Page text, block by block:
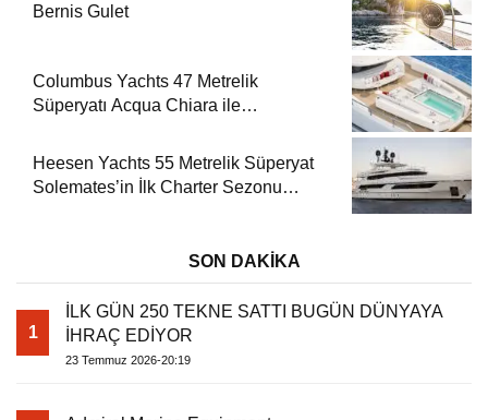
Bernis Gulet
Columbus Yachts 47 Metrelik
Süperyatı Acqua Chiara ile
Heesen Yachts 55 Metrelik Süperyat
Solemates’in İlk Charter Sezonu
SON DAKİKA
1
İLK GÜN 250 TEKNE SATTI BUGÜN DÜNYAYA
İHRAÇ EDİYOR
23 Temmuz 2026-20:19